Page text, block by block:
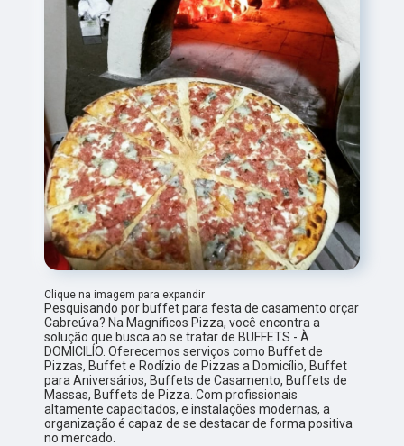
Clique na imagem para expandir
Pesquisando por buffet para festa de casamento orçar
Cabreúva? Na Magníficos Pizza, você encontra a
solução que busca ao se tratar de BUFFETS - À
DOMICILÍO. Oferecemos serviços como Buffet de
Pizzas, Buffet e Rodízio de Pizzas a Domicílio, Buffet
para Aniversários, Buffets de Casamento, Buffets de
Massas, Buffets de Pizza. Com profissionais
altamente capacitados, e instalações modernas, a
organização é capaz de se destacar de forma positiva
no mercado.